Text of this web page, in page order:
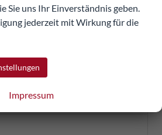
Sie uns Ihr Einverständnis geben.
jederzeit mit Wirkung für die
Impressum